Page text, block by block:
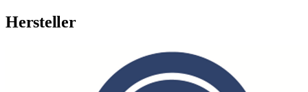
Hersteller